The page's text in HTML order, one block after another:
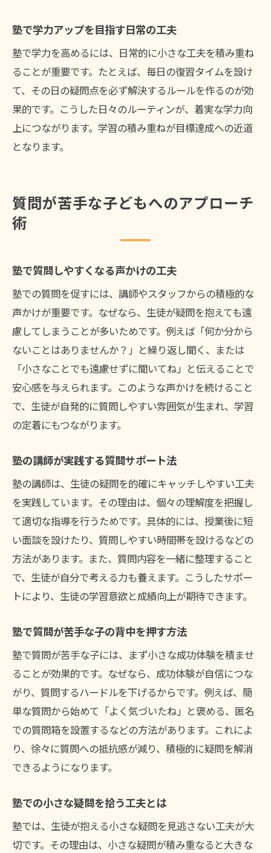
塾で学力アップを目指す日常の工夫
塾で学力を高めるには、日常的に小さな工夫を積み重ね
ることが重要です。たとえば、毎日の復習タイムを設け
て、その日の疑問点を必ず解決するルールを作るのが効
果的です。こうした日々のルーティンが、着実な学力向
上につながります。学習の積み重ねが目標達成への近道
となります。
質問が苦手な子どもへのアプローチ
術
塾で質問しやすくなる声かけの工夫
塾での質問を促すには、講師やスタッフからの積極的な
声かけが重要です。なぜなら、生徒が疑問を抱えても遠
慮してしまうことが多いためです。例えば「何か分から
ないことはありませんか？」と繰り返し聞く、または
「小さなことでも遠慮せずに聞いてね」と伝えることで
安心感を与えられます。このような声かけを続けること
で、生徒が自発的に質問しやすい雰囲気が生まれ、学習
の定着にもつながります。
塾の講師が実践する質問サポート法
塾の講師は、生徒の疑問を的確にキャッチしやすい工夫
を実践しています。その理由は、個々の理解度を把握し
て適切な指導を行うためです。具体的には、授業後に短
い面談を設けたり、質問しやすい時間帯を設けるなどの
方法があります。また、質問内容を一緒に整理すること
で、生徒が自分で考える力も養えます。こうしたサポー
トにより、生徒の学習意欲と成績向上が期待できます。
塾で質問が苦手な子の背中を押す方法
塾で質問が苦手な子には、まず小さな成功体験を積ませ
ることが効果的です。なぜなら、成功体験が自信につな
がり、質問するハードルを下げるからです。例えば、簡
単な質問から始めて「よく気づいたね」と褒める、匿名
での質問箱を設置するなどの方法があります。これによ
り、徐々に質問への抵抗感が減り、積極的に疑問を解消
できるようになります。
塾での小さな疑問を拾う工夫とは
塾では、生徒が抱える小さな疑問を見逃さない工夫が大
切です。その理由は、小さな疑問が積み重なると大きな